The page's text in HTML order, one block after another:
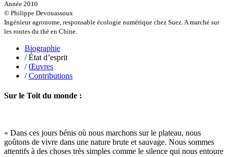
Lodoidamba Chadraabalyn
Loireau Alexis
Loquet Denis
Lutz Philippe
Luzzatto-Béjanin Béatrice
Manoukian Patrick
Marcel Patrick
Marthaler Claude
Mathieu Sandra
Mouginet Xavier
Moullec Christian
Muller Victor
Année 2010
© Philippe Devouassoux
Ingénieur agronome, responsable écologie numérique chez Suez. A marché sur
les routes du thé en Chine.
Biographie
/ État d’esprit
/Œuvres
/Contributions
Sur le Toit du monde :
« Dans ces jours bénis où nous marchons sur le plateau, nous
goûtons de vivre dans une nature brute et sauvage. Nous sommes
attentifs à des choses très simples comme le silence qui nous entoure